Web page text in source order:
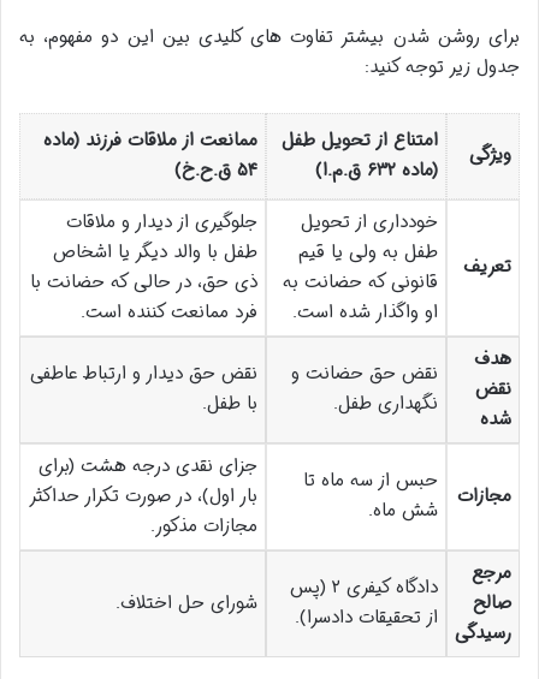
برای روشن شدن بیشتر تفاوت های کلیدی بین این دو مفهوم، به
جدول زیر توجه کنید:
ویژگی
امتناع از تحویل طفل
(ماده ۶۳۲ ق.م.ا)
ممانعت از ملاقات فرزند (ماده
۵۴ ق.ح.خ)
تعریف
خودداری از تحویل
طفل به ولی یا قیم
قانونی که حضانت به
او واگذار شده است.
جلوگیری از دیدار و ملاقات
طفل با والد دیگر یا اشخاص
ذی حق، در حالی که حضانت با
فرد ممانعت کننده است.
هدف
نقض
شده
نقض حق حضانت و
نگهداری طفل.
نقض حق دیدار و ارتباط عاطفی
با طفل.
مجازات
حبس از سه ماه تا
شش ماه.
جزای نقدی درجه هشت (برای
بار اول)، در صورت تکرار حداکثر
مجازات مذکور.
مرجع
صالح
رسیدگی
دادگاه کیفری ۲ (پس
از تحقیقات دادسرا).
شورای حل اختلاف.